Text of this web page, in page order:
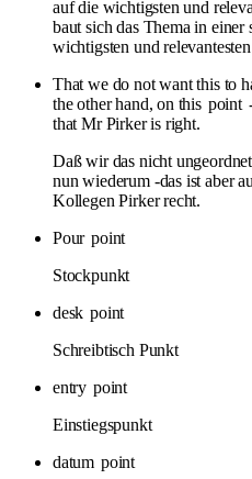
auf die wichtigsten und
baut sich das Thema in
wichtigsten und
That we do not want this to
the other hand, on this point
that Mr Pirker is right.
Daß wir das nicht
nun wiederum -das ist aber
Kollegen Pirker recht.
Pour point
Stockpunkt
desk point
Schreibtisch Punkt
entry point
Einstiegspunkt
datum point